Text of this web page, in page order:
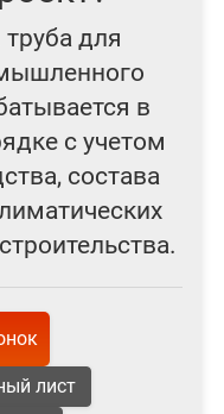
для
в
с учетом
состава
лист